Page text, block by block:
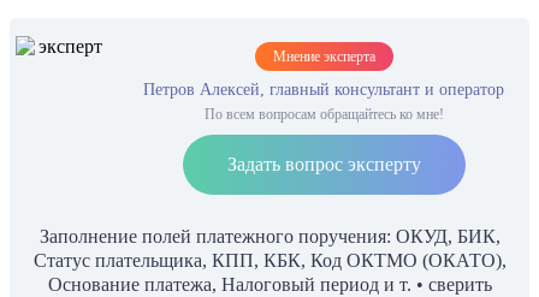
Мнение эксперта
Петров Алексей, главный консультант и оператор
По всем вопросам обращайтесь ко мне!
Задать вопрос эксперту
Заполнение полей платежного поручения: ОКУД, БИК,
Статус плательщика, КПП, КБК, Код ОКТМО (ОКАТО),
Основание платежа, Налоговый период и т. • сверить